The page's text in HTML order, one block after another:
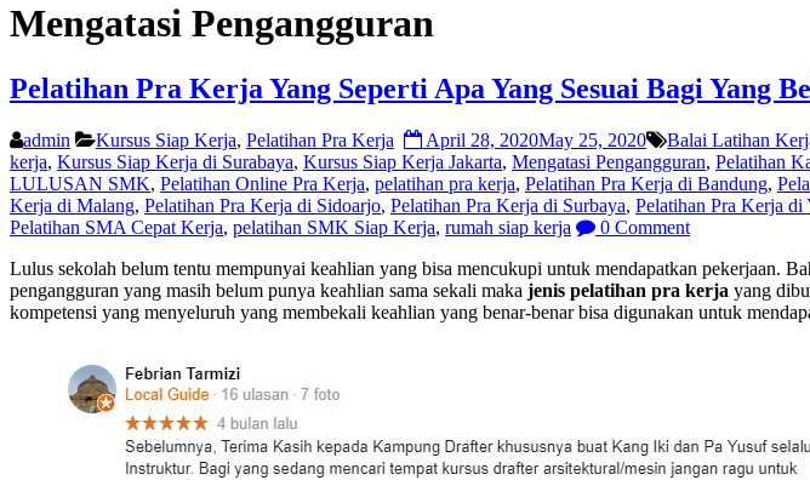
Mengatasi Pengangguran
Pelatihan Pra Kerja Yang Seperti Apa Yang Sesuai Bagi Yang
admin Kursus Siap Kerja, Pelatihan Pra Kerja April 28, 2020May 25, 2020 Balai Latihan
kerja, Kursus Siap Kerja di Surabaya, Kursus Siap Kerja Jakarta, Mengatasi Pengangguran, Pelatihan
LULUSAN SMK, Pelatihan Online Pra Kerja, pelatihan pra kerja, Pelatihan Pra Kerja di Bandung,
Kerja di Malang, Pelatihan Pra Kerja di Sidoarjo, Pelatihan Pra Kerja di Surbaya, Pelatihan Pra Kerja di
Pelatihan SMA Cepat Kerja, pelatihan SMK Siap Kerja, rumah siap kerja
0 Comment
Lulus sekolah belum tentu mempunyai keahlian yang bisa mencukupi untuk mendapatkan pekerjaan.
pengangguran yang masih belum punya keahlian sama sekali maka jenis pelatihan pra kerja yang
kompetensi yang menyeluruh yang membekali keahlian yang benar-benar bisa digunakan untuk